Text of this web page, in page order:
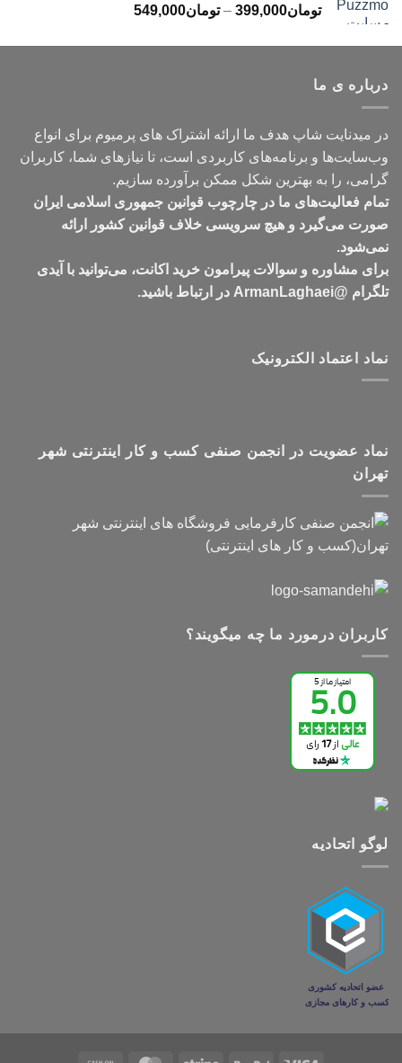
تومان399,000
– تومان549,000محدوده
تومان399,000
درباره ی ما
در میدنایت شاپ هدف ما ارائه اشتراک های پرمیوم برای انواع
وب‌سایت‌ها و برنامه‌های کاربردی است، تا نیازهای شما، کاربران
گرامی، را به بهترین شکل ممکن برآورده سازیم.
تمام فعالیت‌های ما در چارچوب قوانین جمهوری اسلامی ایران
صورت می‌گیرد و هیچ سرویسی خلاف قوانین کشور ارائه
نمی‌شود.
برای مشاوره و سوالات پیرامون خرید اکانت، می‌توانید با آیدی
تلگرام @ArmanLaghaei در ارتباط باشید.
نماد اعتماد الکترونیک
نماد عضویت در انجمن صنفی کسب و کار اینترنتی شهر
تهران
کاربران درمورد ما چه میگویند؟
لوگو اتحادیه